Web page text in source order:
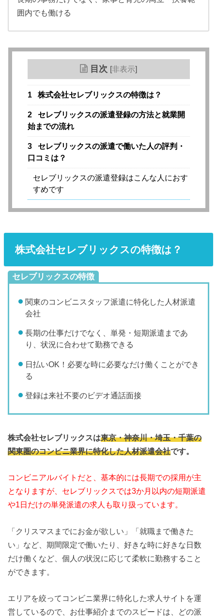
囲内でも働ける
目次 [非表示]
1 株式会社セレブリックスの特徴は？
2
セレブリックスの派遣登録の方法と就業開
始までの流れ
3
セレブリックスの派遣で働いた人の評判・
口コミは？
セレブリックスの派遣登録はこんな人におす
すめです
株式会社セレブリックスの特徴は？
セレブリックスの特徴
関東のコンビニスタッフ派遣に特化した人材派遣
会社
長期の仕事だけでなく、単発・短期派遣まであ
り、状況に合わせて勤務できる
日払いOK！必要な時に必要なだけ働くことができ
る
登録は来社不要のビデオ通話面接
株式会社セレブリックスは東京・神奈川・埼玉・千葉の
関東圏のコンビニ業界に特化した人材派遣会社です。
コンビニアルバイトだと、基本的には長期での採用が主
となりますが、セレブリックスでは3か月以内の短期派遣
や1日だけの単発派遣の求人も取り扱っています。
「クリスマスまでにお金が欲しい」「就職まで働きた
い」など、期間限定で働いたり、好きな時に好きな日数
だけ働くなど、個人の状況に応じて柔軟に勤務すること
ができます。
エリアを絞ってコンビニ業界に特化した求人サイトを運
営しているので、お仕事紹介までのスピードは、どの派